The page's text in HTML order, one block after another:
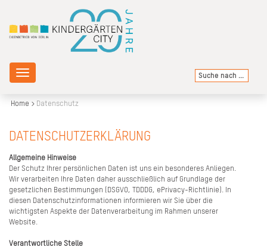
Toggle
navigation
Home Datenschutz
DATENSCHUTZERKLÄRUNG
Allgemeine Hinweise
Der Schutz Ihrer persönlichen Daten ist uns ein besonderes Anliegen.
Wir verarbeiten Ihre Daten daher ausschließlich auf Grundlage der
gesetzlichen Bestimmungen (DSGVO, TDDDG, ePrivacy-Richtlinie). In
diesen Datenschutzinformationen informieren wir Sie über die
wichtigsten Aspekte der Datenverarbeitung im Rahmen unserer
Website.
Verantwortliche Stelle